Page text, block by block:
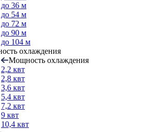
до 36 м
до 54 м
до 72 м
до 90 м
до 104 м
охлаждения
Мощность охлаждения
2,2 квт
2,8 квт
3,6 квт
5,4 квт
7,2 квт
9 квт
10,4 квт